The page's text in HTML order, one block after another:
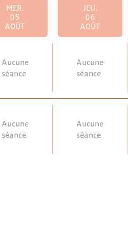
MER.
05
AOÛT
Aucune
séance
Aucune
séance
JEU.
06
AOÛT
Aucune
séance
Aucune
séance